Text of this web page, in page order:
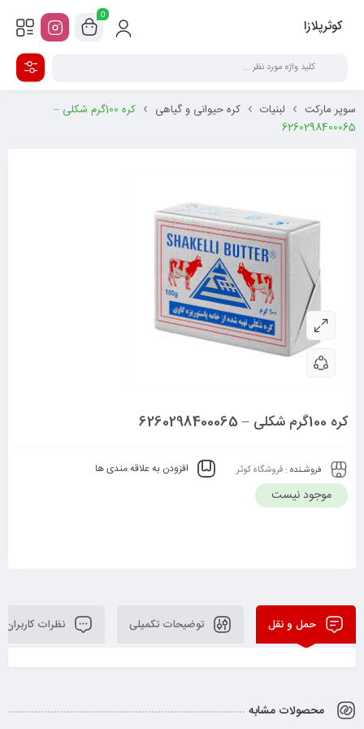
کوثرپلازا
0
سوپر مارکت لبنیات کره حیوانی و گیاهی
کره 100گرم شکلی –
6260298400065
کره 100گرم شکلی – 6260298400065
فروشـنده : فروشگاه کوثر افزودن به علاقه مندی ها
موجود نیست
حمل و نقل توضیحات تکمیلی نظرات کاربران
محصولات مشابه